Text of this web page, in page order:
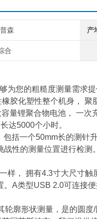
森 产
合
为您的粗糙度测量需求
胶化塑性整个机身，
容量锂聚合物电池， 一次
达5000个小时。
包括一个50mm长的测针
性的测量位置进行检测
样， 拥有4.3寸大尺寸
A类型USB 2.0可连接
轮廓形状测量，是的圆